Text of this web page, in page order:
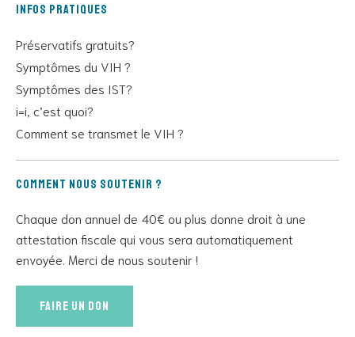
Infos pratiques
Préservatifs gratuits?
Symptômes du VIH ?
Symptômes des IST?
i=i, c’est quoi?
Comment se transmet le VIH ?
Comment nous soutenir ?
Chaque don annuel de 40€ ou plus donne droit à une
attestation fiscale qui vous sera automatiquement
envoyée. Merci de nous soutenir !
Faire un don